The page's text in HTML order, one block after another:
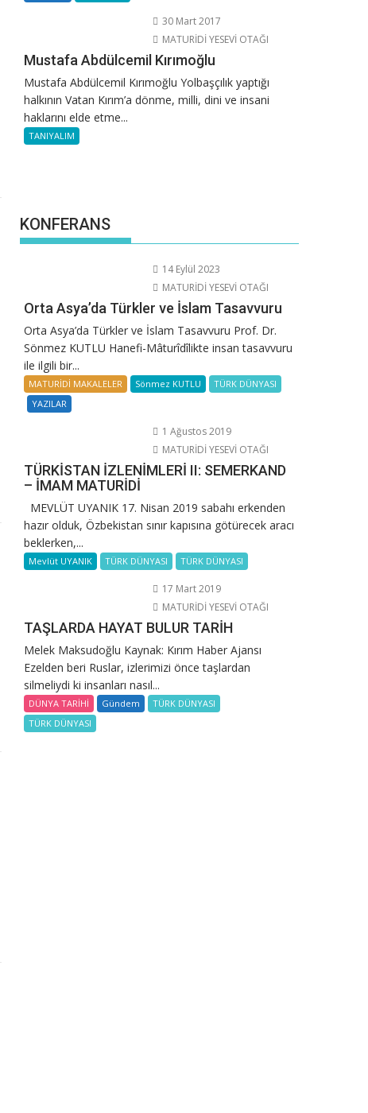
30 Mart 2017
MATURİDİ YESEVİ OTAĞI
Mustafa Abdülcemil Kırımoğlu
Mustafa Abdülcemil Kırımoğlu Yolbaşçılık yaptığı
halkının Vatan Kırım’a dönme, milli, dini ve insani
haklarını elde etme...
TANIYALIM
KONFERANS
14 Eylül 2023
MATURİDİ YESEVİ OTAĞI
Orta Asya’da Türkler ve İslam Tasavvuru
Orta Asya’da Türkler ve İslam Tasavvuru Prof. Dr.
Sönmez KUTLU Hanefi-Mâturîdîlikte insan tasavvuru
ile ilgili bir...
MATURİDİ MAKALELER Sönmez KUTLU
TÜRK DÜNYASI
YAZILAR
1 Ağustos 2019
MATURİDİ YESEVİ OTAĞI
TÜRKİSTAN İZLENİMLERİ II: SEMERKAND
– İMAM MATURİDİ
MEVLÜT UYANIK 17. Nisan 2019 sabahı erkenden
hazır olduk, Özbekistan sınır kapısına götürecek aracı
beklerken,...
Mevlüt UYANIK TÜRK DÜNYASI TÜRK DÜNYASI
17 Mart 2019
MATURİDİ YESEVİ OTAĞI
TAŞLARDA HAYAT BULUR TARİH
Melek Maksudoğlu Kaynak: Kırım Haber Ajansı
Ezelden beri Ruslar, izlerimizi önce taşlardan
silmeliydi ki insanları nasıl...
DÜNYA TARİHİ Gündem
TÜRK DÜNYASI
TÜRK DÜNYASI